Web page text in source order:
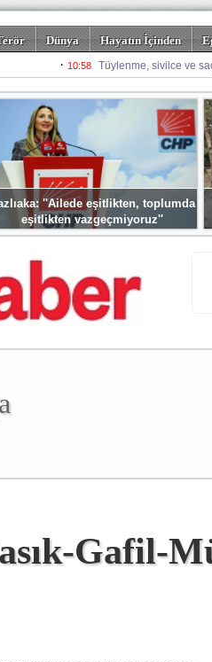
Dünya Hayatın İçinden
Spor Misafir Kalem
''Ailede eşitlikten, toplumda
eşitlikten vazgeçmiyoruz''
Gafil-